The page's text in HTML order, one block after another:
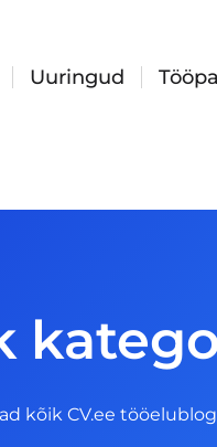
Uuringud
kõik CV.ee